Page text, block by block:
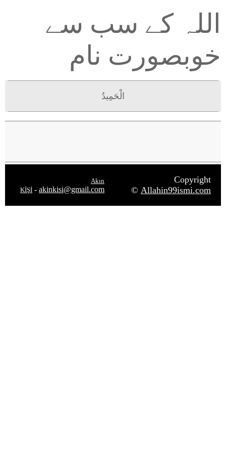
اللہ کے سب سے
خوبصورت نام
الْحَمِيدُ
Copyright
© Allahin99ismi.com
Akın
KİŞİ - akinkisi@gmail.com